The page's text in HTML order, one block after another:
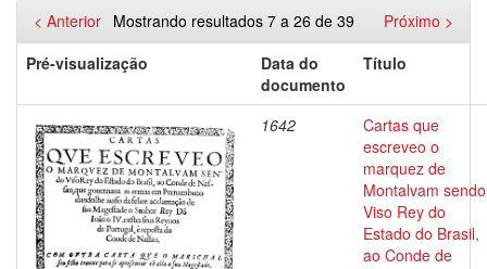
Mostrando resultados 7 a 26 de 39
< Anterior
Próximo >
Pré-visualização
Data do
documento
Título
1642
Cartas que
escreveo o
marquez de
Montalvam sendo
Viso Rey do
Estado do Brasil,
ao Conde de